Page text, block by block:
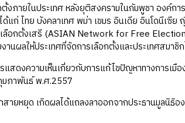
ยในประเทศ หลังยุติสงครามในกัมพูชา องค์การ
ด้แก่ ไทย บังคลาเทศ พม่า เขมร อินเดีย อินโดนีเ
เลือกตั้งเสรี (ASIAN Network for Free
นผลให้ประเทศที่จัดการเลือกตั้งและประเทศสมา
งความเห็นเกี่ยวกับการแก้ไขปัญหาทางการเมือ
มภาพันธ์ พ.ศ.2557
ยุด เกิดผลได้แถลงลาออกจากประธานมูลนิธิอง